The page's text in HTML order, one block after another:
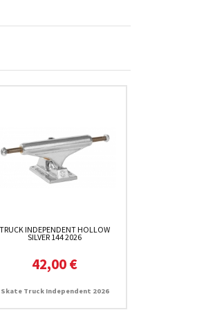
TRUCK INDEPENDENT HOLLOW
SILVER 144 2026
42,00 €
Skate Truck Independent 2026